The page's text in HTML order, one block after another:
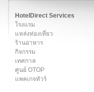
HotelDirect Services
โรงแรม
แหล่งท่องเที่ยว
ร้านอาหาร
กิจกรรม
เทศกาล
ศูนย์ OTOP
แพคเกจทัวร์